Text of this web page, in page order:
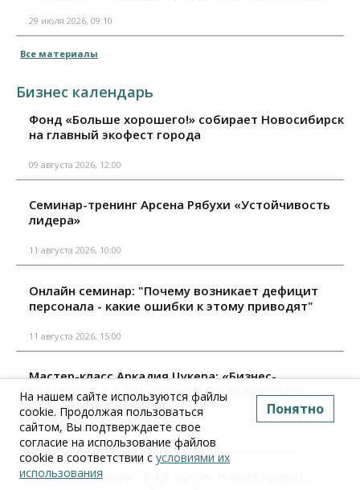
29 июля 2026, 09:10
Все материалы
Бизнес календарь
Фонд «Больше хорошего!» собирает Новосибирск
на главный экофест города
09 августа 2026, 12:00
Семинар-тренинг Арсена Рябухи «Устойчивость
лидера»
11 августа 2026, 10:00
Онлайн семинар: "Почему возникает дефицит
персонала - какие ошибки к этому приводят"
11 августа 2026, 15:00
Мастер-класс Аркадия Цукера: «Бизнес-
неваляшка 2.0: непотопляемое лидерство и
когнитивный капитал»
18 августа 2026, 10:00
Онлайн семинар: "ВЭД – 2026. Новые правила,
На нашем сайте используются файлы
cookie. Продолжая пользоваться
сайтом, Вы подтверждаете свое
согласие на использование файлов
cookie в соответствии с условиями их
использования
Понятно